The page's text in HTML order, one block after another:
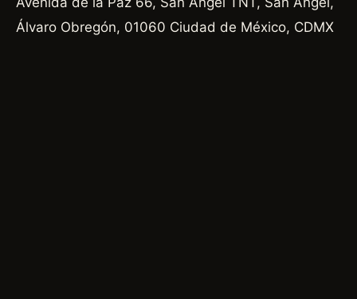
Álvaro Obregón, 01060 Ciudad de México, CDMX